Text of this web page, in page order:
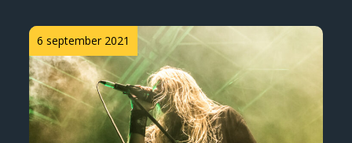
Posted
on
6 september 2021